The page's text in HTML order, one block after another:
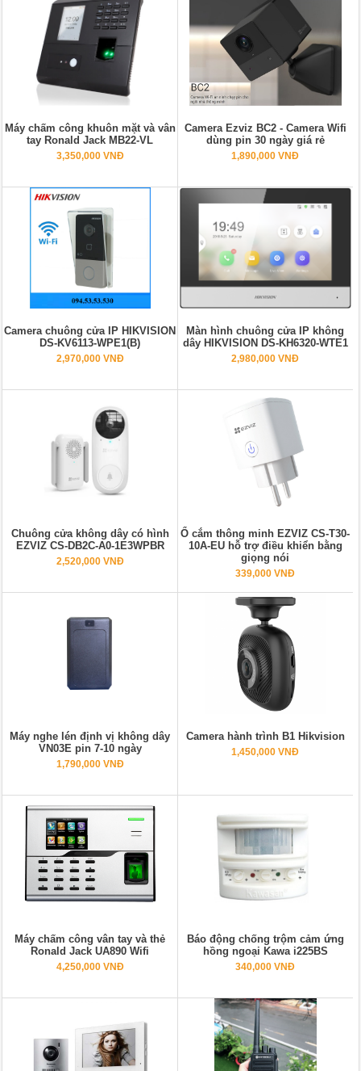
Máy chấm công khuôn mặt và vân
tay Ronald Jack MB22-VL
3,350,000 VNĐ
Camera Ezviz BC2 - Camera Wifi
dùng pin 30 ngày giá rẻ
1,890,000 VNĐ
Camera chuông cửa IP HIKVISION
DS-KV6113-WPE1(B)
2,970,000 VNĐ
Màn hình chuông cửa IP không
dây HIKVISION DS-KH6320-WTE1
2,980,000 VNĐ
Chuông cửa không dây có hình
EZVIZ CS-DB2C-A0-1E3WPBR
2,520,000 VNĐ
Ổ cắm thông minh EZVIZ CS-T30-
10A-EU hỗ trợ điều khiển bằng
giọng nói
339,000 VNĐ
Máy nghe lén định vị không dây
VN03E pin 7-10 ngày
1,790,000 VNĐ
Camera hành trình B1 Hikvision
1,450,000 VNĐ
Máy chấm công vân tay và thẻ
Ronald Jack UA890 Wifi
4,250,000 VNĐ
Báo động chống trộm cảm ứng
hồng ngoại Kawa i225BS
340,000 VNĐ